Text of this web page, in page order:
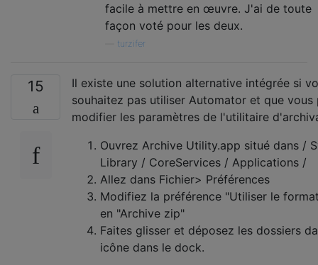
facile à mettre en œuvre. J'ai de toute
façon voté pour les deux.
turzifer
15
Il existe une solution alternative intégrée si
souhaitez pas utiliser Automator et que vous
modifier les paramètres de l'utilitaire
Ouvrez Archive Utility.app situé dans /
Library / CoreServices / Applications /
Allez dans Fichier> Préférences
Modifiez la préférence "Utiliser le
en "Archive zip"
Faites glisser et déposez les dossiers
icône dans le dock.